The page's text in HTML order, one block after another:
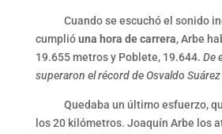
Cuando se escuchó el sonido
cumplióuna hora de carrera, Arbe
19.655 metros y Poblete, 19.644. De
superaron el récord de Osvaldo
Quedaba un último esfuerzo,
los 20 kilómetros. Joaquín Arbe los